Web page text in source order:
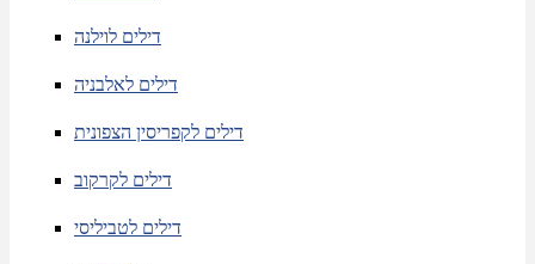
דילים לוילנה
דילים לאלבניה
דילים לקפריסין הצפונית
דילים לקרקוב
דילים לטביליסי